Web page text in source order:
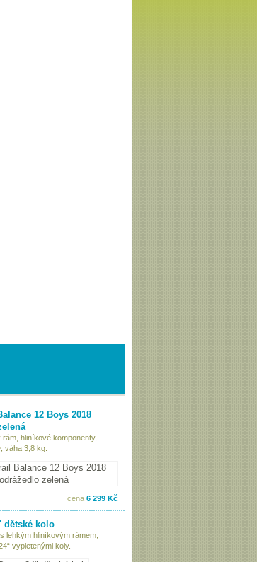
12 Boys 2018
hliníkové komponenty,
váha 3,8 kg.
cena 6 299 Kč
dětské kolo
lehkým hliníkovým rámem,
vypletenými koly.